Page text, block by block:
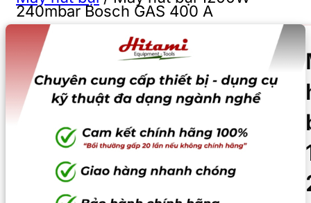
240mbar Bosch GAS 400 A